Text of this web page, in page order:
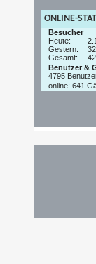
ONLINE-
Besucher
Heute:
Gestern:
Gesamt:
Benutzer &
4795
online: 641